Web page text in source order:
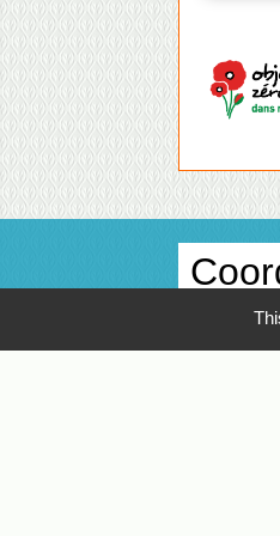
1 place de